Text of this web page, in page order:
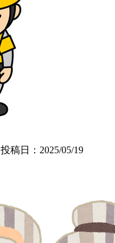
投稿日：2025/05/19